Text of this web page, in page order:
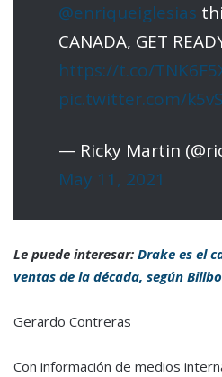
@enriqueiglesias
CANADA, GET
https://t.co/
pic.twitter.com/
— Ricky Martin
May 11, 2021
Le puede interesar: Drake es el
ventas de la década, según
Gerardo Contreras
Con información de medios